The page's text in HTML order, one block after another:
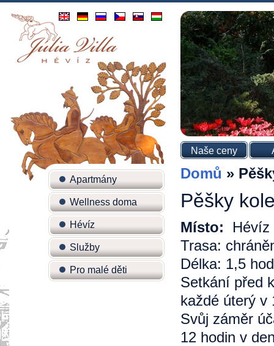
Naše ceny
Apartmány
Wellness doma
Hévíz
Služby
Pro malé děti
Domů »
Pěšky
Místo:
Hévíz
Trasa:
Délka: 1,5
Setkání před
každé úterý v
Svůj záměr
12 hodin v